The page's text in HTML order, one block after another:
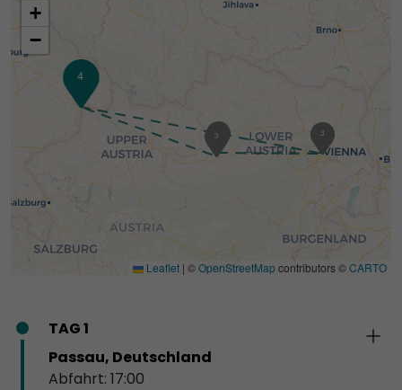
23
3
3
4
+
−
Leaflet | ©OpenStreetMap contributors ©CARTO
TAG 1
Passau, Deutschland
Abfahrt: 17:00